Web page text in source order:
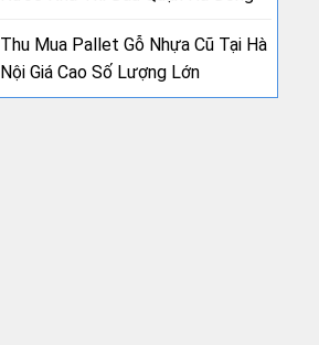
Thu Mua Pallet Gỗ Nhựa Cũ Tại Hà
Nội Giá Cao Số Lượng Lớn